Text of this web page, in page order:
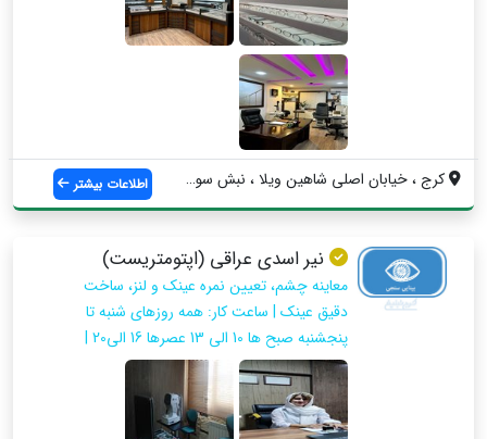
کرج ، خیابان اصلی شاهین ویلا ، نبش سوم ش... اطلاعات بیشتر
نیر اسدی عراقی (اپتومتریست)
معاینه چشم، تعیین نمره عینک و لنز، ساخت
دقیق عینک | ساعت کار: همه روزهای شنبه تا
پنجشنبه صبح ها 10 الی 13 عصرها 16 الی20 |